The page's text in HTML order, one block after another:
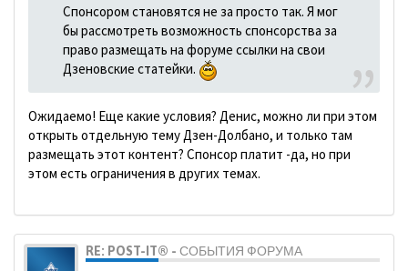
Спонсором становятся не за просто так. Я мог
бы рассмотреть возможность спонсорства за
право размещать на форуме ссылки на свои
Дзеновские статейки.
Ожидаемо! Еще какие условия? Денис, можно ли при этом
открыть отдельную тему Дзен-Долбано, и только там
размещать этот контент? Спонсор платит -да, но при
этом есть ограничения в других темах.
RE: POST-IT® - СОБЫТИЯ ФОРУМА